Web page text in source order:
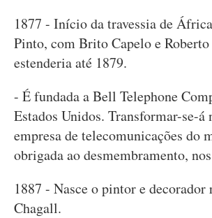
1877 - Início da travessia de
Pinto, com Brito Capelo e Roberto
estenderia até 1879.
- É fundada a Bell Telephone
Estados Unidos. Transformar-se-á
empresa de telecomunicações do
obrigada ao desmembramento,
1887 - Nasce o pintor e decorador
Chagall.